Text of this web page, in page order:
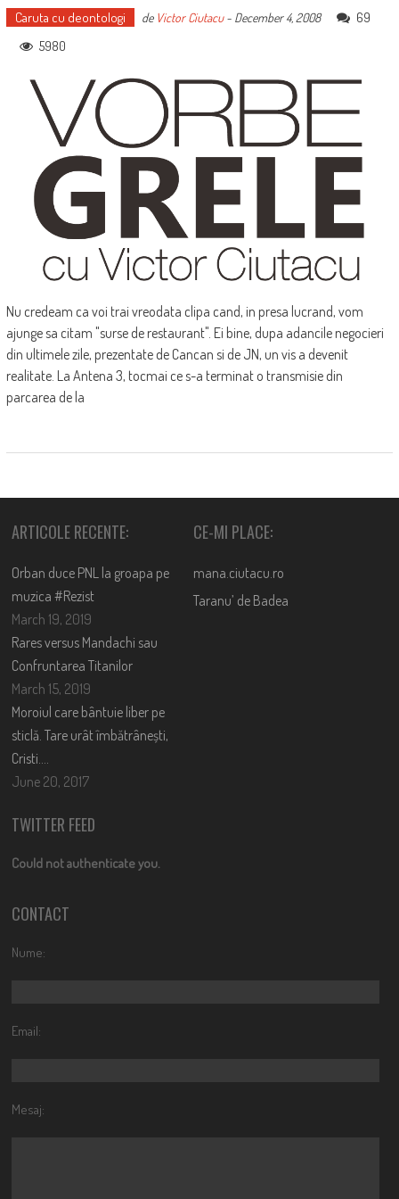
Caruta cu deontologi de Victor Ciutacu- December 4, 2008
69
5980
Nu credeam ca voi trai vreodata clipa cand, in presa lucrand, vom
ajunge sa citam "surse de restaurant". Ei bine, dupa adancile negocieri
din ultimele zile, prezentate de Cancan si de JN, un vis a devenit
realitate. La Antena 3, tocmai ce s-a terminat o transmisie din
parcarea de la
ARTICOLE RECENTE:
Orban duce PNL la groapa pe
muzica #Rezist
March 19, 2019
Rares versus Mandachi sau
Confruntarea Titanilor
March 15, 2019
Moroiul care bântuie liber pe
sticlă. Tare urât îmbătrânești,
Cristi….
June 20, 2017
CE-MI PLACE:
mana.ciutacu.ro
Taranu’ de Badea
TWITTER FEED
Could not authenticate you.
CONTACT
Nume:
Email:
Mesaj: